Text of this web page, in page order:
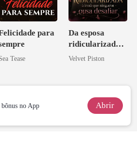
para
Tease
Da esposa
ridicularizada à
irmã que
Velvet Piston
bônus no App Abrir